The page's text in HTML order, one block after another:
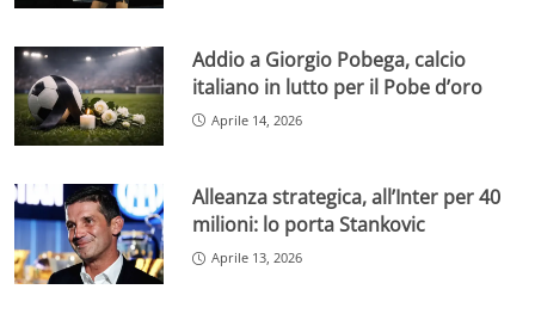
Addio a Giorgio Pobega, calcio
italiano in lutto per il Pobe d’oro
Aprile 14, 2026
Alleanza strategica, all’Inter per 40
milioni: lo porta Stankovic
Aprile 13, 2026